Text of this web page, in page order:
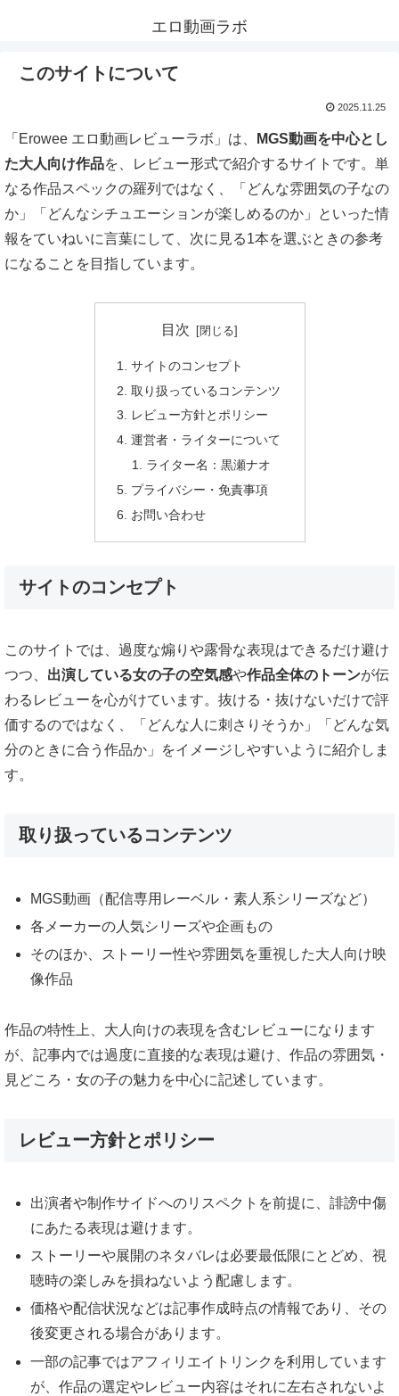
エロ動画ラボ
このサイトについて
2025.11.25
「Erowee エロ動画レビューラボ」は、
MGS動画を中心とし
た大人向け作品を、レビュー形式で紹介するサイトです。単
なる作品スペックの羅列ではなく、「どんな雰囲気の子なの
か」「どんなシチュエーションが楽しめるのか」といった情
報をていねいに言葉にして、次に見る1本を選ぶときの参考
になることを目指しています。
目次
サイトのコンセプト
取り扱っているコンテンツ
レビュー方針とポリシー
運営者・ライターについて
ライター名：黒瀬ナオ
プライバシー・免責事項
お問い合わせ
サイトのコンセプト
このサイトでは、過度な煽りや露骨な表現はできるだけ避け
つつ、 出演している女の子の空気感や作品全体のトーンが伝
わるレビューを心がけています。抜ける・抜けないだけで評
価するのではなく、「どんな人に刺さりそうか」「どんな気
分のときに合う作品か」をイメージしやすいように紹介しま
す。
取り扱っているコンテンツ
MGS動画（配信専用レーベル・素人系シリーズなど）
各メーカーの人気シリーズや企画もの
そのほか、ストーリー性や雰囲気を重視した大人向け映
像作品
作品の特性上、大人向けの表現を含むレビューになります
が、記事内では過度に直接的な表現は避け、作品の雰囲気・
見どころ・女の子の魅力を中心に記述しています。
レビュー方針とポリシー
出演者や制作サイドへのリスペクトを前提に、誹謗中傷
にあたる表現は避けます。
ストーリーや展開のネタバレは必要最低限にとどめ、視
聴時の楽しみを損ねないよう配慮します。
価格や配信状況などは記事作成時点の情報であり、その
後変更される場合があります。
一部の記事ではアフィリエイトリンクを利用しています
が、作品の選定やレビュー内容はそれに左右されないよ